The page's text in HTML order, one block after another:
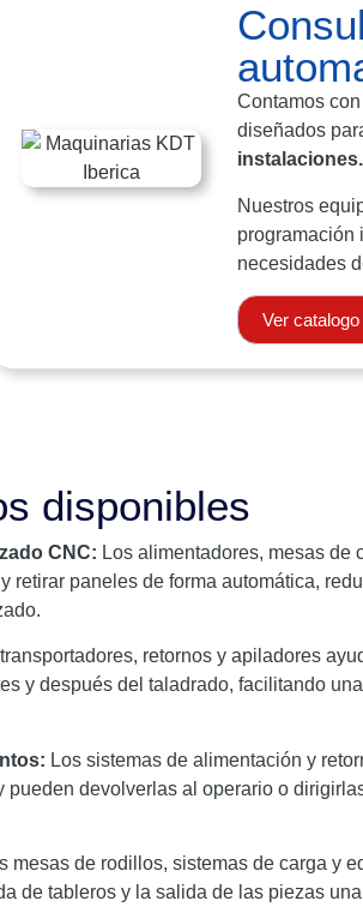
Contamos
diseñados
instalaciones.
Nuestros
programación
necesidades
Ver
disponibles
CNC: Los alimentadores, mesas de
retirar paneles de forma automática,
retornos y apiladores
y después del taladrado, facilitando una
Los sistemas de alimentación y
devolverlas al operario o
mesas de rodillos, sistemas de carga y
de tableros y la salida de las piezas